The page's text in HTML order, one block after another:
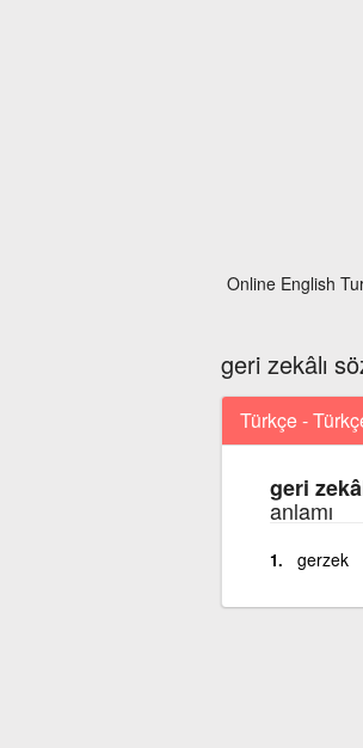
Online English
geri zekâlı
Türkçe -
geri
anlamı
gerzek